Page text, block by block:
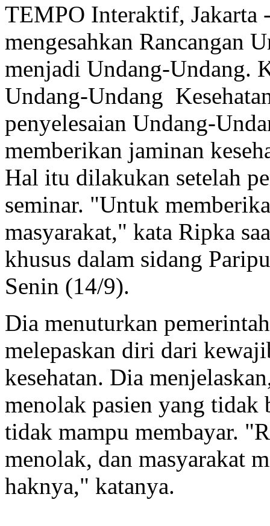
TEMPO Interaktif, Jakarta
mengesahkan Rancangan
menjadi Undang-Undang.
Undang-Undang
penyelesaian Undang-
memberikan jaminan
Hal itu dilakukan setelah
seminar. "Untuk
masyarakat," kata Ripka
khusus dalam sidang
Senin (14/9).
Dia menuturkan
melepaskan diri dari
kesehatan. Dia
menolak pasien yang tidak
tidak mampu membayar.
menolak, dan masyarakat
haknya," katanya.